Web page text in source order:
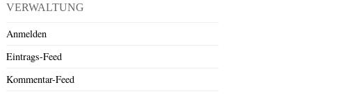
VERWALTUNG
Anmelden
Eintrags-Feed
Kommentar-Feed